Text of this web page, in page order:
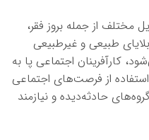
مختلف از جمله بروز فقر،
طبیعی و غیرطبیعی
کارآفرینان اجتماعی پا به
از فرصت‌های اجتماعی
حادثه‌دیده و نیازمند